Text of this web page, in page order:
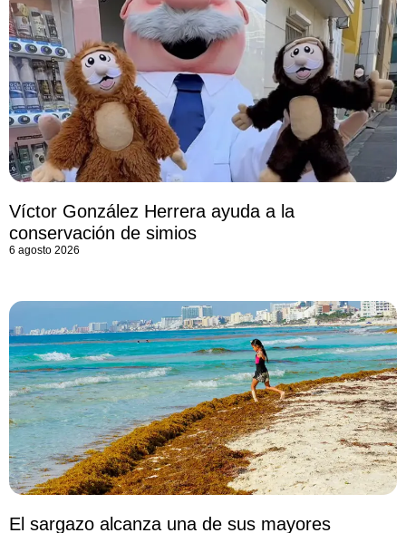
Víctor González Herrera ayuda a la
conservación de simios
6 agosto 2026
El sargazo alcanza una de sus mayores